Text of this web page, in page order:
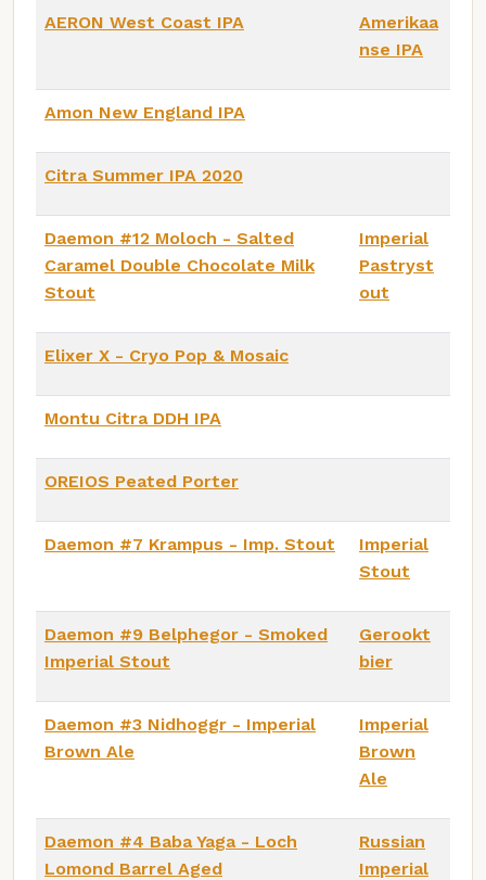
AERON West Coast IPA
Amerikaa
nse IPA
Amon New England IPA
Citra Summer IPA 2020
Daemon #12 Moloch - Salted
Caramel Double Chocolate Milk
Stout
Imperial
Pastryst
out
Elixer X - Cryo Pop & Mosaic
Montu Citra DDH IPA
OREIOS Peated Porter
Daemon #7 Krampus - Imp. Stout
Imperial
Stout
Daemon #9 Belphegor - Smoked
Imperial Stout
Gerookt
bier
Daemon #3 Nidhoggr - Imperial
Brown Ale
Imperial
Brown
Ale
Daemon #4 Baba Yaga - Loch
Lomond Barrel Aged
Russian
Imperial